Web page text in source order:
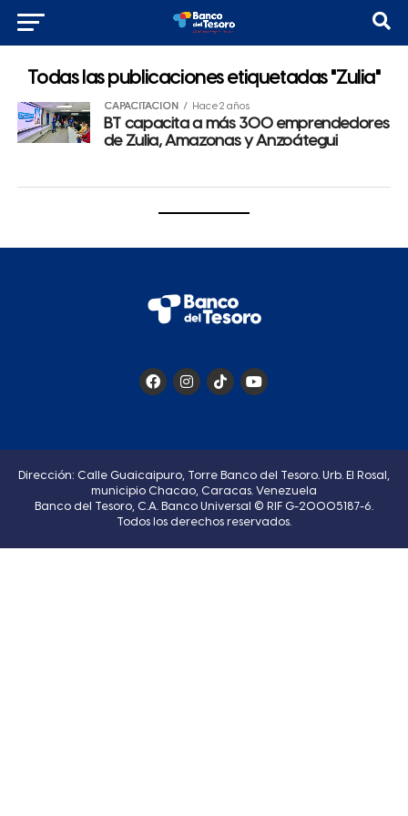
Todas las publicaciones etiquetadas "Zulia"
CAPACITACIÓN Hace 2 años
BT capacita a más 300 emprendedores
de Zulia, Amazonas y Anzoátegui
Dirección: Calle Guaicaipuro, Torre Banco del Tesoro. Urb. El Rosal,
municipio Chacao, Caracas. Venezuela
Banco del Tesoro, C.A. Banco Universal © RIF G-20005187-6.
Todos los derechos reservados.